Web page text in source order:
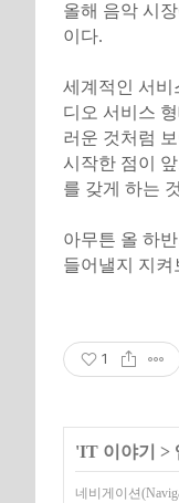
올해 음악 시
이다.
세계적인 서비
디오 서비스
러운 것처럼
시작한 점이
를 갖게 하는
아무튼 올 하
들어낼지 지켜
1
'IT 이야기 >
네비게이션